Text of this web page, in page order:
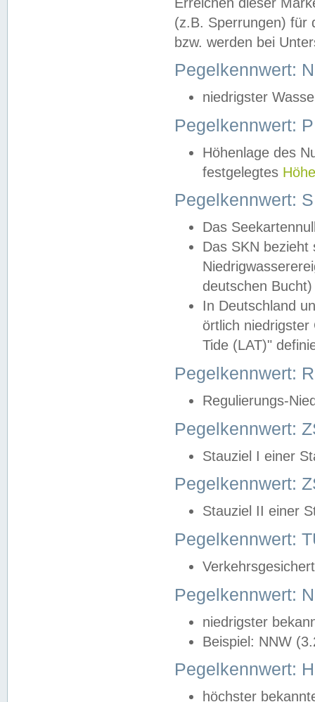
(z.B. Sperrungen) für
bzw. werden bei
Pegelkennwert:
niedrigster
Pegelkennwert:
Höhenlage des
festgelegtes
Pegelkennwert:
Das
Das SKN
deutschen
In Deutschland
örtlich
Tide (LAT)"
Pegelkennwert:
Regulierungs-
Pegelkennwert:
Stauziel I einer
Pegelkennwert:
Stauziel II einer
Pegelkennwert:
Pegelkennwert:
niedrigster
Beispiel: NNW
Pegelkennwert:
höchster